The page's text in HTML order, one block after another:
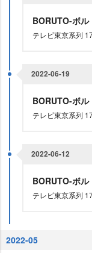
BORUTO-ボ
テレビ東京系列
2022-06-19
BORUTO-ボ
テレビ東京系列
2022-06-12
BORUTO-ボ
テレビ東京系列
2022-05